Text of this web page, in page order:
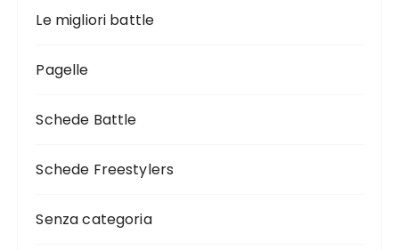
Le migliori battle
Pagelle
Schede Battle
Schede Freestylers
Senza categoria